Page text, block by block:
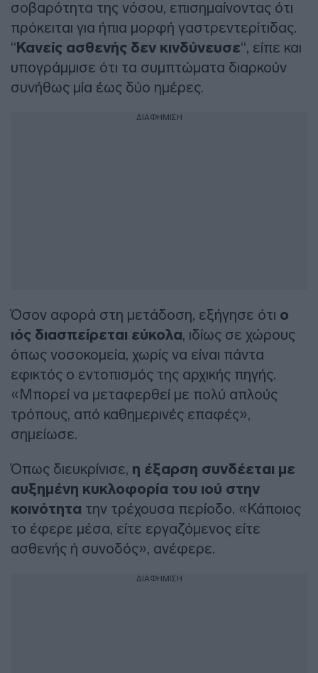
σοβαρότητα της νόσου, επισημαίνοντας ότι
πρόκειται για ήπια μορφή γαστρεντερίτιδας.
“ Κανείς ασθενής δεν κινδύνευσε“, είπε και
υπογράμμισε ότι τα συμπτώματα διαρκούν
συνήθως μία έως δύο ημέρες.
ΔΙΑΦΗΜΙΣΗ
Όσον αφορά στη μετάδοση, εξήγησε ότι ο
ιός διασπείρεται εύκολα, ιδίως σε χώρους
όπως νοσοκομεία, χωρίς να είναι πάντα
εφικτός ο εντοπισμός της αρχικής πηγής.
«Μπορεί να μεταφερθεί με πολύ απλούς
τρόπους, από καθημερινές επαφές»,
σημείωσε.
Όπως διευκρίνισε, η έξαρση συνδέεται με
αυξημένη κυκλοφορία του ιού στην
κοινότητα την τρέχουσα περίοδο. «Κάποιος
το έφερε μέσα, είτε εργαζόμενος είτε
ασθενής ή συνοδός», ανέφερε.
ΔΙΑΦΗΜΙΣΗ